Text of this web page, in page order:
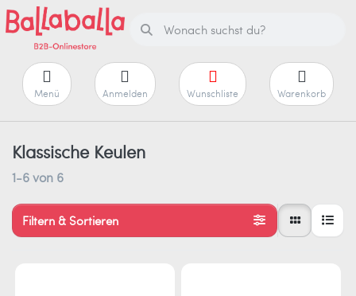
Menü Anmelden Wunschliste Warenkorb
Klassische Keulen
1-6von 6
Filtern & Sortieren